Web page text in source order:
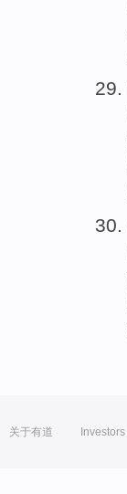
关于有道 Investors